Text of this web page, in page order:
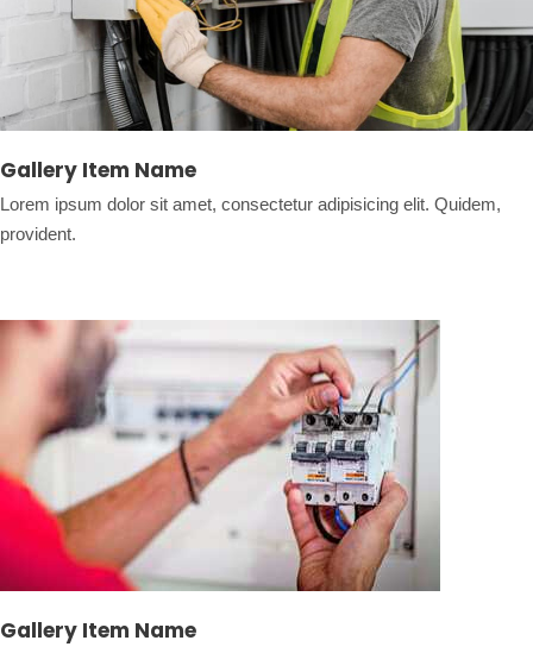
Gallery Item Name
Lorem ipsum dolor sit amet, consectetur adipisicing elit. Quidem,
provident.
Gallery Item Name